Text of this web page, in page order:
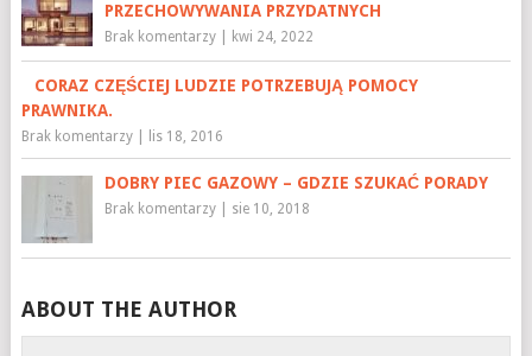
PRZECHOWYWANIA PRZYDATNYCH
Brak komentarzy| kwi 24, 2022
CORAZ CZĘŚCIEJ LUDZIE POTRZEBUJĄ POMOCY
PRAWNIKA.
Brak komentarzy| lis 18, 2016
DOBRY PIEC GAZOWY – GDZIE SZUKAĆ PORADY
Brak komentarzy| sie 10, 2018
ABOUT THE AUTHOR